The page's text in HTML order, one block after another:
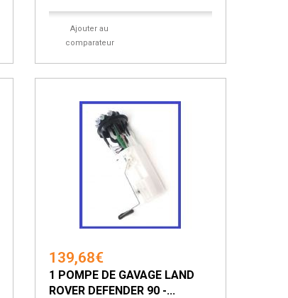
Ajouter au
comparateur
139,68€
1 POMPE DE GAVAGE LAND
ROVER DEFENDER 90 -...